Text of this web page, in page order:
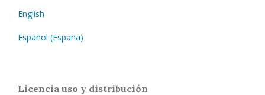
English
Español (España)
Licencia uso y distribución